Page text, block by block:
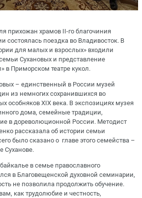
прихожан храмов II-го благочиния
состоялась поездка во Владивосток. В
для малых и взрослых» входили
Сухановых и представление
в Приморском театре кукол.
– единственный в России музей
из немногих сохранившихся во
особняков XIX века. В экспозициях музея
дома, семейные традиции,
в дореволюционной России. Методист
рассказала об истории семьи
было сказано о главе этого семейства –
Суханове.
в семье православного
в Благовещенской духовной семинарии,
не позволила продолжить обучение.
как трудолюбие и честность,